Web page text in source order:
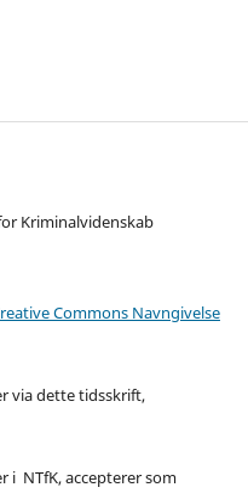
Kriminalvidenskab
Commons Navngivelse
via dette tidsskrift,
i NTfK, accepterer som